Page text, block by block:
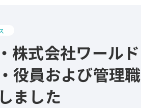
株式会社ワール
役員および管理
ました